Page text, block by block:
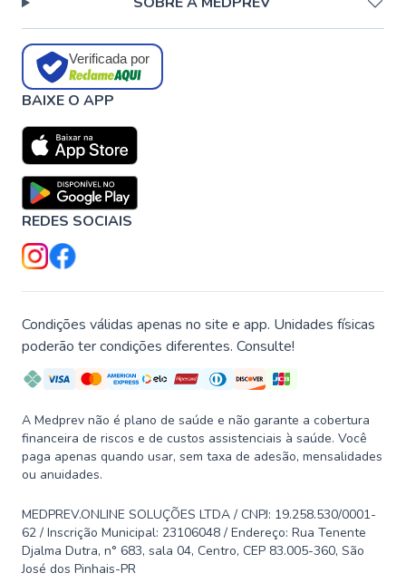
Verificada por
BAIXE O APP
REDES SOCIAIS
Condições válidas apenas no site e app. Unidades físicas
poderão ter condições diferentes. Consulte!
A Medprev não é plano de saúde e não garante a cobertura
financeira de riscos e de custos assistenciais à saúde. Você
paga apenas quando usar, sem taxa de adesão, mensalidades
ou anuidades.
MEDPREV.ONLINE SOLUÇÕES LTDA / CNPJ: 19.258.530/0001-
62 / Inscrição Municipal: 23106048 / Endereço: Rua Tenente
Djalma Dutra, n° 683, sala 04, Centro, CEP 83.005-360, São
José dos Pinhais-PR